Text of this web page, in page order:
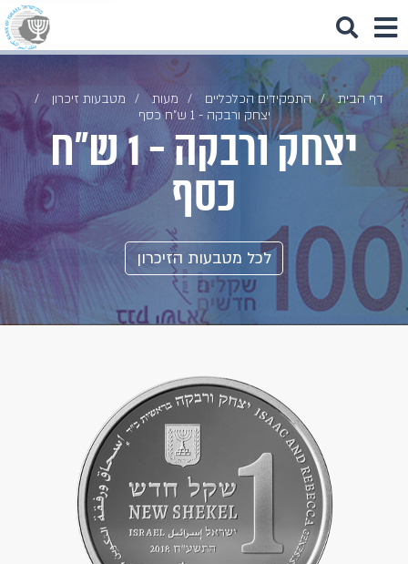
דף הבית התפקידים הכלכליים מעות
מטבעות זיכרון
יצחק ורבקה - 1 ש"ח כסף
יצחק ורבקה - 1 ש"ח
כסף
לכל מטבעות הזיכרון